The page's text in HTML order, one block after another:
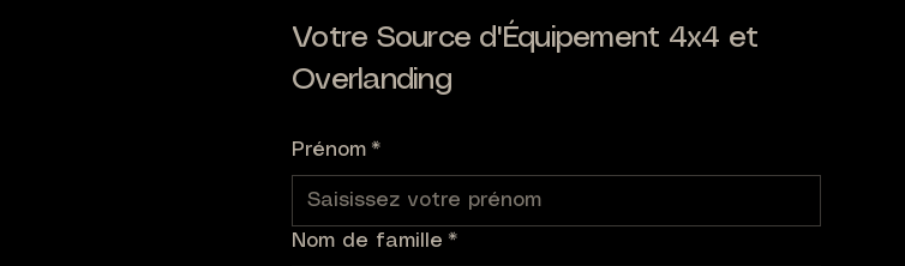
Votre Source d'Équipement 4x4 et
Overlanding
Prénom *
Nom de famille *